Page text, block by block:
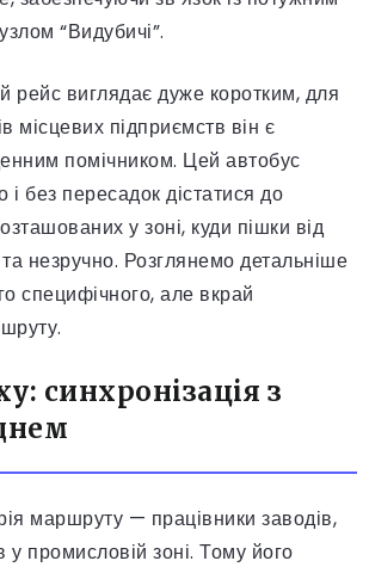
“Видубичі”.
рейс виглядає дуже коротким, для
місцевих підприємств він є
помічником. Цей автобус
без пересадок дістатися до
у зоні, куди пішки від
незручно. Розглянемо детальніше
специфічного, але вкрай
синхронізація з
маршруту — працівники заводів,
у промисловій зоні. Тому його